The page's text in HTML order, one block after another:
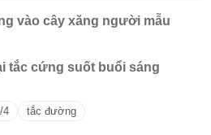
vào cây xăng người mẫu
tắc cứng suốt buổi sáng
4 tắc đường